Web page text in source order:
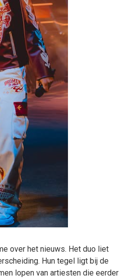
over het nieuws. Het duo liet
Hun tegel ligt bij de
lopen van artiesten die eerder